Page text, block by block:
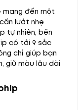
đến một
lướt nhẹ
tự nhiên, bền
có tới 9 sắc
chỉ giúp bạn
giữ màu lâu dài